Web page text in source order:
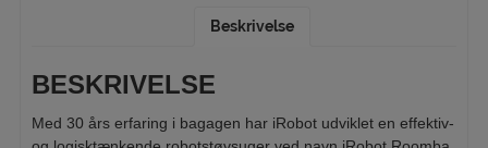
Beskrivelse
BESKRIVELSE
Med 30 års erfaring i bagagen har iRobot udviklet en effektiv-